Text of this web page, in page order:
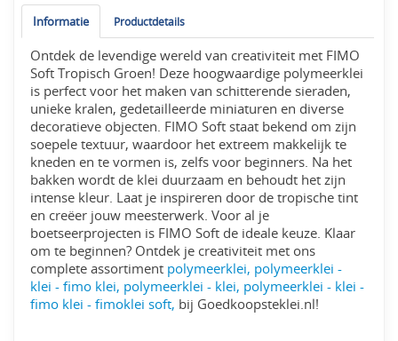
Informatie Productdetails
Ontdek de levendige wereld van creativiteit met FIMO
Soft Tropisch Groen! Deze hoogwaardige polymeerklei
is perfect voor het maken van schitterende sieraden,
unieke kralen, gedetailleerde miniaturen en diverse
decoratieve objecten. FIMO Soft staat bekend om zijn
soepele textuur, waardoor het extreem makkelijk te
kneden en te vormen is, zelfs voor beginners. Na het
bakken wordt de klei duurzaam en behoudt het zijn
intense kleur. Laat je inspireren door de tropische tint
en creëer jouw meesterwerk. Voor al je
boetseerprojecten is FIMO Soft de ideale keuze. Klaar
om te beginnen? Ontdek je creativiteit met ons
complete assortiment polymeerklei, polymeerklei -
klei - fimo klei, polymeerklei - klei, polymeerklei - klei -
fimo klei - fimoklei soft, bij Goedkoopsteklei.nl!